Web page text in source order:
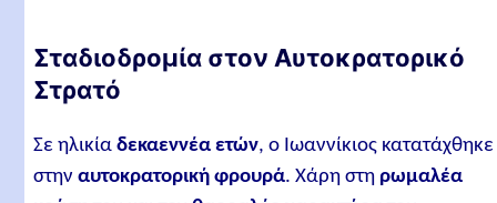
Σταδιοδρομία στον Αυτοκρατορικό
Στρατό
Σε ηλικίαδεκαεννέα ετών, ο Ιωαννίκιος κατατάχθηκε
στηναυτοκρατορική φρουρά. Χάρη στη ρωμαλέα